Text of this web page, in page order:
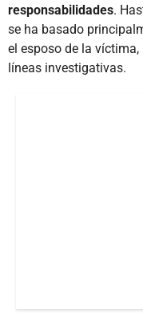
responsabilidades.
se ha basado
el esposo de la
líneas investigativas.